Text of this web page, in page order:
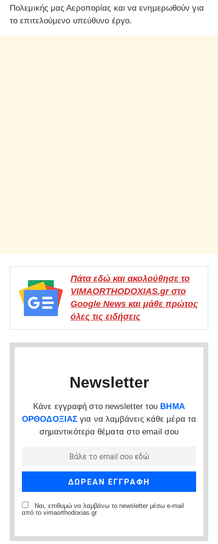
Πολεμικής μας Αεροπορίας και να ενημερωθούν για
το επιτελούμενο υπεύθυνο έργο.
Πάτα εδώ και ακολούθησε το
VIMAORTHODOXIAS.gr στο
Google News και μάθε πρώτος
όλες τις ειδήσεις
Newsletter
Κάνε εγγραφή στο newsletter του ΒΗΜΑ
ΟΡΘΟΔΟΞΙΑΣ για να λαμβάνεις κάθε μέρα τα
σημαντικότερα θέματα στο email σου
Ναι, επιθυμώ να λαμβάνω το newsletter μέσω e-mail
από το vimaorthodoxias.gr